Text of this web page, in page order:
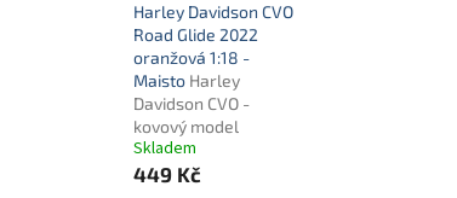
Harley Davidson CVO
Road Glide 2022
oranžová 1:18 -
Maisto Harley
Davidson CVO -
kovový model
Skladem
449 Kč